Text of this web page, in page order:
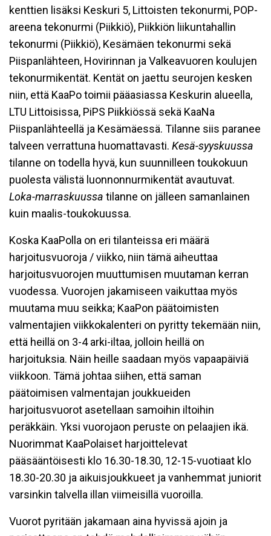
kenttien lisäksi Keskuri 5, Littoisten tekonurmi, POP-
areena tekonurmi (Piikkiö), Piikkiön liikuntahallin
tekonurmi (Piikkiö), Kesämäen tekonurmi sekä
Piispanlähteen, Hovirinnan ja Valkeavuoren koulujen
tekonurmikentät. Kentät on jaettu seurojen kesken
niin, että KaaPo toimii pääasiassa Keskurin alueella,
LTU Littoisissa, PiPS Piikkiössä sekä KaaNa
Piispanlähteellä ja Kesämäessä. Tilanne siis paranee
talveen verrattuna huomattavasti. Kesä-syyskuussa
tilanne on todella hyvä, kun suunnilleen toukokuun
puolesta välistä luonnonnurmikentät avautuvat.
Loka-marraskuussa tilanne on jälleen samanlainen
kuin maalis-toukokuussa.
Koska KaaPolla on eri tilanteissa eri määrä
harjoitusvuoroja / viikko, niin tämä aiheuttaa
harjoitusvuorojen muuttumisen muutaman kerran
vuodessa. Vuorojen jakamiseen vaikuttaa myös
muutama muu seikka; KaaPon päätoimisten
valmentajien viikkokalenteri on pyritty tekemään niin,
että heillä on 3-4 arki-iltaa, jolloin heillä on
harjoituksia. Näin heille saadaan myös vapaapäiviä
viikkoon. Tämä johtaa siihen, että saman
päätoimisen valmentajan joukkueiden
harjoitusvuorot asetellaan samoihin iltoihin
peräkkäin. Yksi vuorojaon peruste on pelaajien ikä.
Nuorimmat KaaPolaiset harjoittelevat
pääsääntöisesti klo 16.30-18.30, 12-15-vuotiaat klo
18.30-20.30 ja aikuisjoukkueet ja vanhemmat juniorit
varsinkin talvella illan viimeisillä vuoroilla.
Vuorot pyritään jakamaan aina hyvissä ajoin ja